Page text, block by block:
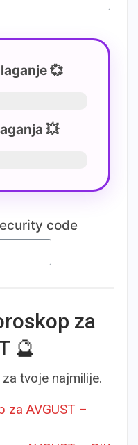
💞
💥
code
za
🔮
tvoje najmilije.
za AVGUST –